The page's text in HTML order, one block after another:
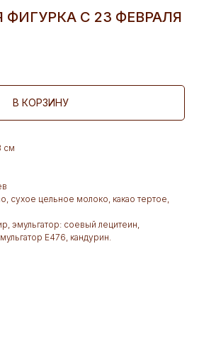
С 23 ФЕВРАЛЯ
В КОРЗИНУ
см
сухое цельное молоко, какао тертое,
эмульгатор: соевый лецитеин,
Е476, кандурин.